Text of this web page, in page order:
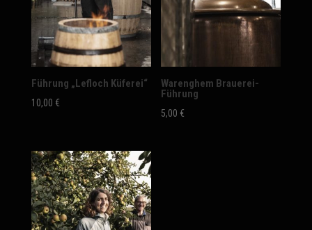
Führung „Lefloch Küferei“
10,00 €
Warenghem Brauerei-
Führung
5,00 €